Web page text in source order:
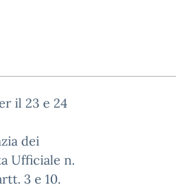
il 23 e 24
dei
Ufficiale n.
3 e 10.